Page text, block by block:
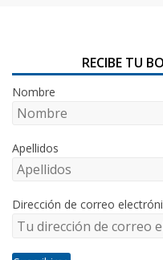
RECIBE TU
Nombre
Apellidos
Dirección de correo